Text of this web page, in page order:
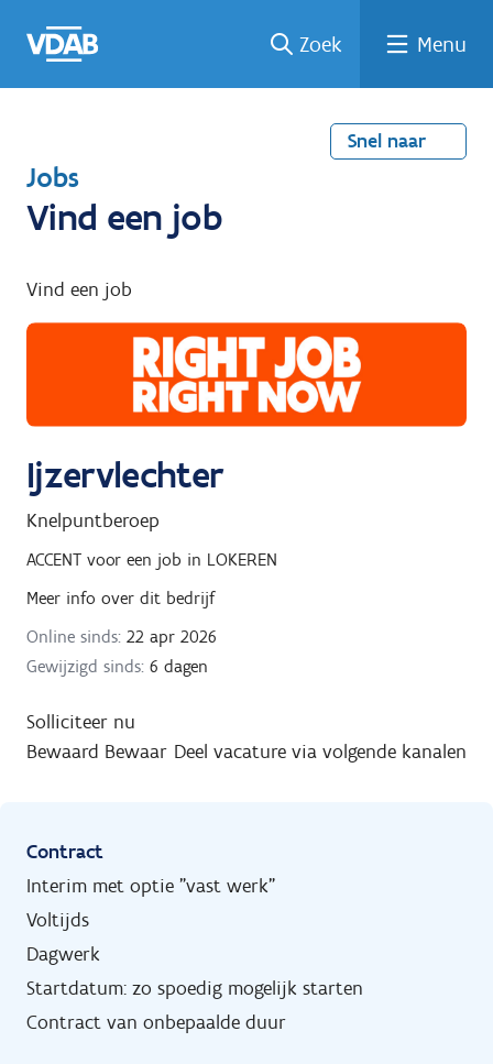
naar
een
een
job
naar
Zoek Menu
Snel naar
T
e
u
g
a
r
Jobs
Vind een job
Vind een job
Ijzervlechter
Knelpuntberoep
ACCENT voor een job in LOKEREN
Meer info over dit bedrijf
Online sinds: 22 apr 2026
Gewijzigd sinds: 6 dagen
Solliciteer nu
Bewaard Bewaar Deel vacature via volgende kanalen
Contract
Interim met optie "vast werk"
Voltijds
Dagwerk
Startdatum: zo spoedig mogelijk starten
Contract van onbepaalde duur